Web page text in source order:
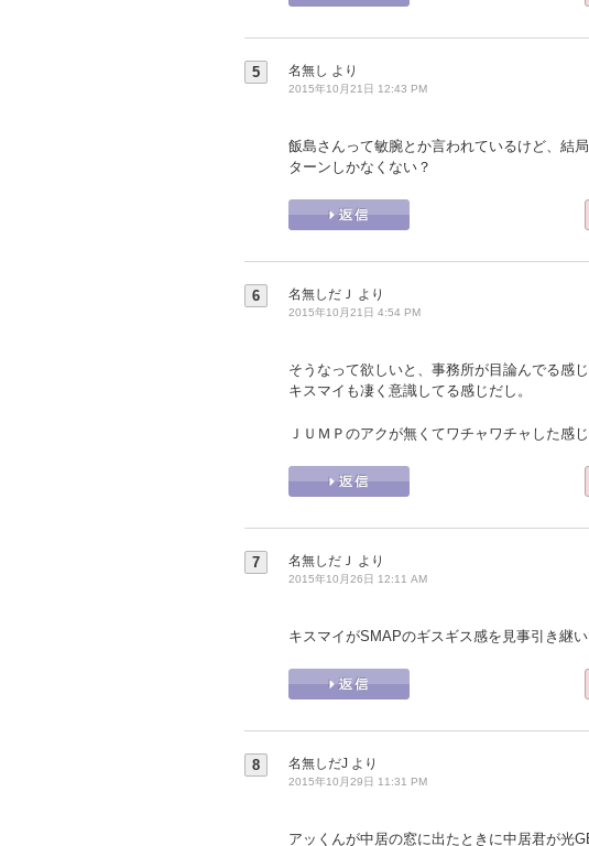
5 名無し より
2015年10月21日 12:43 PM
飯島さんって敏腕とか言われているけど、結
ターンしかなくない？
6 名無しだＪ より
2015年10月21日 4:54 PM
そうなって欲しいと、事務所が目論んでる感じ
キスマイも凄く意識してる感じだし。
ＪＵＭＰのアクが無くてワチャワチャした感
7 名無しだＪ より
2015年10月26日 12:11 AM
キスマイがSMAPのギスギス感を見事引き継
8 名無しだJ より
2015年10月29日 11:31 PM
アッくんが中居の窓に出たときに中居君が光